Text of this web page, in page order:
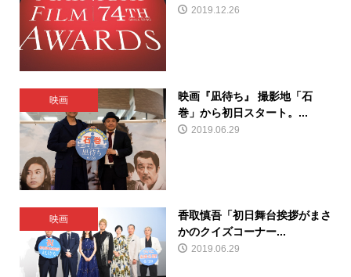
2019.12.26
映画
映画『凪待ち』 撮影地「石
巻」から初日スタート。...
2019.06.29
映画
香取慎吾「初日舞台挨拶がまさ
かのクイズコーナー...
2019.06.29